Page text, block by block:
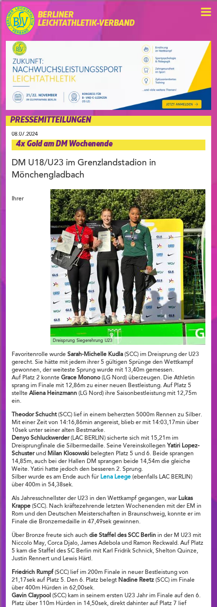
BERLINER
LEICHTATHLETIK-VERBAND
PRESSEMITTEILUNGEN
08.07.2024
4x Gold am DM Wochenende
DM U18/U23 im Grenzlandstadion in
Mönchengladbach
Dreisprung Siegerehrung U23
Ihrer
Favoritenrolle wurde Sarah-Michelle Kudla (SCC) im Dreisprung der U23
gerecht. Sie hätte mit jedem ihrer 5 gültigen Sprünge den Wettkampf
gewonnen, der weiteste Sprung wurde mit 13,40m gemessen.
Auf Platz 2 konnte Grace Monono (LG Nord) überzeugen. Die Athletin
sprang im Finale mit 12,86m zu einer neuen Bestleistung. Auf Platz 5
stellte Aliena Heinzmann (LG Nord) ihre Saisonbestleistung mit 12,75m
ein.
Theodor Schucht(SCC) lief in einem beherzten 5000m Rennen zu Silber.
Mit einer Zeit von 14:16,86min angereist, blieb er mit 14:03,17min über
10sek unter seiner alten Bestmarke.
Denyo Schluckwerder(LAC BERLIN) sicherte sich mit 15,21m im
Dreisprungfinale die Silbermedaille. Seine Vereinskollegen Yatiri Lopez-
Schusterund Milan Klosowski belegten Platz 5 und 6. Beide sprangen
14,85m, auch bei der Hallen DM sprangen beide 14,54m die gleiche
Weite. Yatiri hatte jedoch den besseren 2. Sprung.
Silber wurde es am Ende auch für Lena Leege (ebenfalls LAC BERLIN)
über 400m in 54,38sek.
Als Jahresschnellster der U23 in den Wettkampf gegangen, war Lukas
Krappe (SCC). Nach kräftezehrende letzten Wochenenden mit der EM in
Rom und den Deutschen Meisterschaften in Braunschweig, konnte er im
Finale die Bronzemedaille in 47,49sek gewinnen.
Über Bronze freute sich auch die Staffel des SCC Berlin in der M U23 mit
Niccolo May, Corca Djalo, James Adebola und Ramon Reckwald. Auf Platz
5 kam die Staffel des SC Berlin mit Karl Fridrik Schnick, Shelton Quinze,
Justin Rennert und Lewis Härtl.
Friedrich Rumpf (SCC) lief im 200m Finale in neuer Bestleistung von
21,17sek auf Platz 5. Den 6. Platz belegt Nadine Reetz (SCC) im Finale
über 400m Hürden in 62,00sek.
Gavin Claypool (SCC) kam in seinem ersten U23 Jahr im Finale auf den 6.
Platz über 110m Hürden in 14,50sek, direkt dahinter auf Platz 7 lief